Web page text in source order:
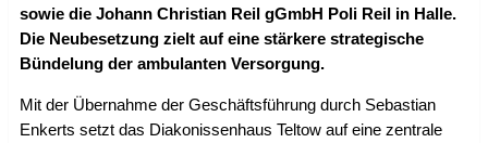
sowie die Johann Christian Reil gGmbH Poli Reil in Halle.
Die Neubesetzung zielt auf eine stärkere strategische
Bündelung der ambulanten Versorgung.
Mit der Übernahme der Geschäftsführung durch Sebastian
Enkerts setzt das Diakonissenhaus Teltow auf eine zentrale